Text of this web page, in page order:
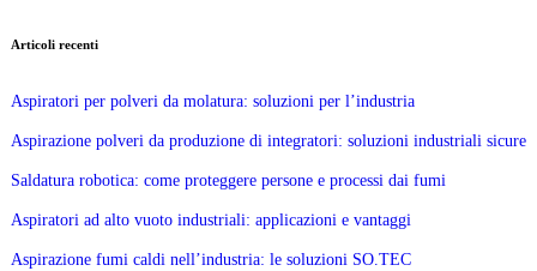
Articoli recenti
Aspiratori per polveri da molatura: soluzioni per l’industria
Aspirazione polveri da produzione di integratori: soluzioni industriali sicure
Saldatura robotica: come proteggere persone e processi dai fumi
Aspiratori ad alto vuoto industriali: applicazioni e vantaggi
Aspirazione fumi caldi nell’industria: le soluzioni SO.TEC